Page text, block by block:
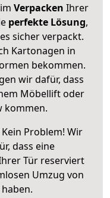
Verpacken Ihrer
perfekte Lösung,
sicher verpackt.
Kartonagen in
bekommen.
wir dafür, dass
Möbellift oder
kommen.
Problem! Wir
dass eine
Tür reserviert
Umzug von